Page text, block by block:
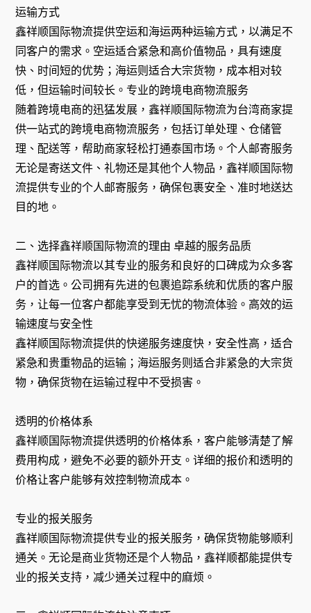
运输方式
鑫祥顺国际物流提供空运和海运两种运输方式，以满足不
同客户的需求。空运适合紧急和高价值物品，具有速度
快、时间短的优势；海运则适合大宗货物，成本相对较
低，但运输时间较长。专业的跨境电商物流服务
随着跨境电商的迅猛发展，鑫祥顺国际物流为台湾商家提
供一站式的跨境电商物流服务，包括订单处理、仓储管
理、配送等，帮助商家轻松打通泰国市场。个人邮寄服务
无论是寄送文件、礼物还是其他个人物品，鑫祥顺国际物
流提供专业的个人邮寄服务，确保包裹安全、准时地送达
目的地。
二、选择鑫祥顺国际物流的理由 卓越的服务品质
鑫祥顺国际物流以其专业的服务和良好的口碑成为众多客
户的首选。公司拥有先进的包裹追踪系统和优质的客户服
务，让每一位客户都能享受到无忧的物流体验。高效的运
输速度与安全性
鑫祥顺国际物流提供的快递服务速度快，安全性高，适合
紧急和贵重物品的运输；海运服务则适合非紧急的大宗货
物，确保货物在运输过程中不受损害。
透明的价格体系
鑫祥顺国际物流提供透明的价格体系，客户能够清楚了解
费用构成，避免不必要的额外开支。详细的报价和透明的
价格让客户能够有效控制物流成本。
专业的报关服务
鑫祥顺国际物流提供专业的报关服务，确保货物能够顺利
通关。无论是商业货物还是个人物品，鑫祥顺都能提供专
业的报关支持，减少通关过程中的麻烦。